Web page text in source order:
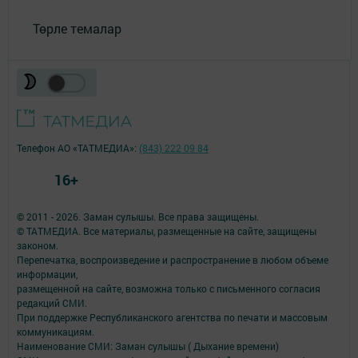
Төрле темалар
© 2011 - 2026. Заман сулышы. Все права защищены.
© ТАТМЕДИА. Все материалы, размещенные на сайте, защищены
законом.
Перепечатка, воспроизведение и распространение в любом объеме
информации,
размещенной на сайте, возможна только с письменного согласия
редакций СМИ.
При поддержке Республиканского агентства по печати и массовым
коммуникациям.
Наименование СМИ: Заман сулышы ( Дыхание времени)
Телефон АО «ТАТМЕДИА»: (843) 222 09 84
16+